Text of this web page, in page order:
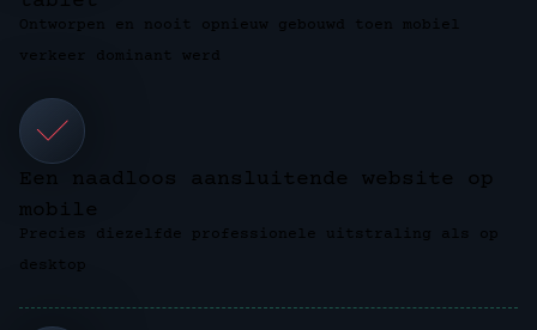
Ontworpen en nooit opnieuw gebouwd toen mobiel
verkeer dominant werd
Een naadloos aansluitende website op
mobile
Precies diezelfde professionele uitstraling als op
desktop